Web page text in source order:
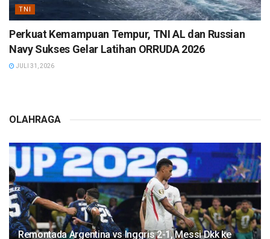
TNI
Perkuat Kemampuan Tempur, TNI AL dan Russian
Navy Sukses Gelar Latihan ORRUDA 2026
JULI 31, 2026
OLAHRAGA
Remontada Argentina vs Inggris 2-1, Messi Dkk ke